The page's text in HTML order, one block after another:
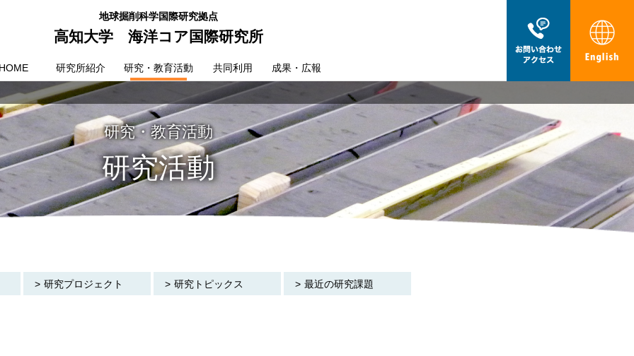
地球掘削科学国際研究拠点
高知大学 海洋コア国際研究所
研究所紹介 研究・教育活動 共同利用 成果・広報
研究・教育活動
研究活動
研究プロジェクト 研究トピックス 最近の研究課題